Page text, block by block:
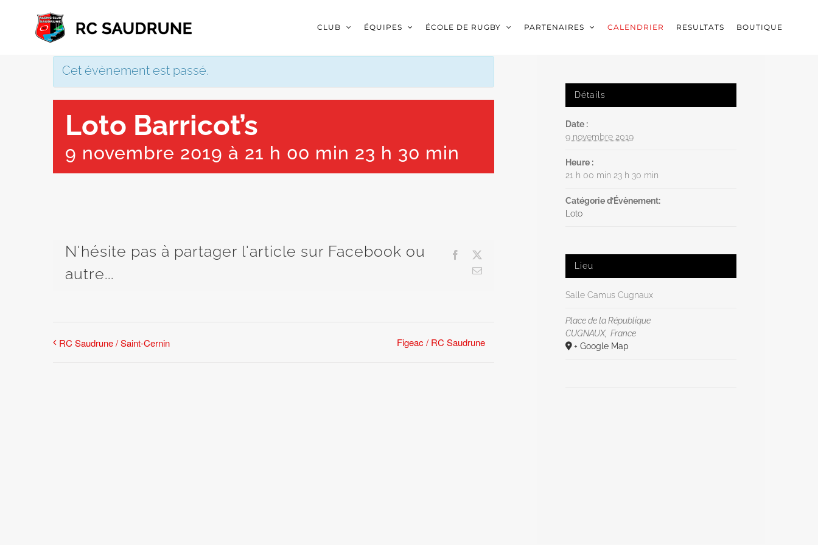
contenu
CLUB ÉQUIPES ÉCOLE DE RUGBY PARTENAIRES CALENDRIER RESULTATS BOUTIQUE
Cet évènement est passé.
Loto Barricot’s
9 novembre 2019 à 21 h 00 min 23 h 30 min
N'hésite pas à partager l'article sur Facebook ou
autre...
Facebook
Email
RC Saudrune / Saint-Cernin Figeac / RC Saudrune
Détails
Date :
9 novembre 2019
Heure :
21 h 00 min 23 h 30 min
Catégorie d’Évènement:
Loto
Lieu
Salle Camus Cugnaux
Place de la République
CUGNAUX, France
+ Google Map